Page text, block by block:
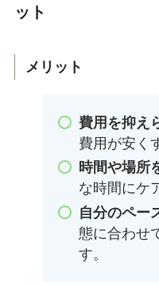
ット
メリット
費用を抑え
費用が安く
時間や場所
な時間にケ
自分のペー
態に合わせ
す。